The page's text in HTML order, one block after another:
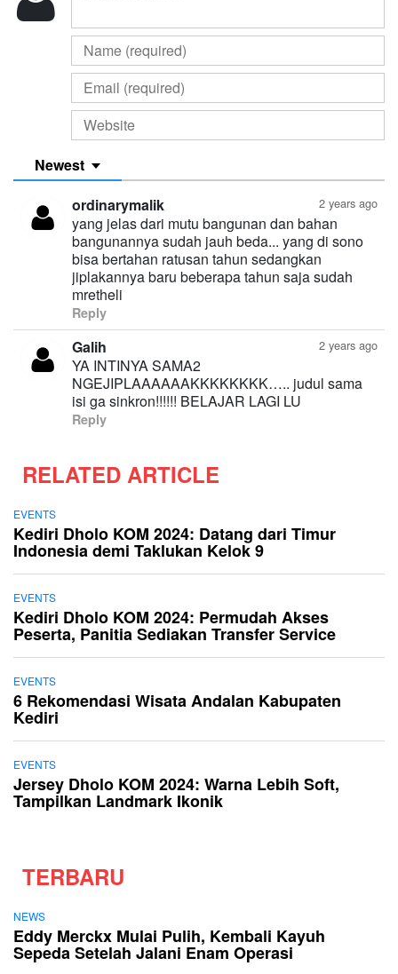
Newest
2 years ago
ordinarymalik
yang jelas dari mutu bangunan dan bahan
bangunannya sudah jauh beda... yang di sono
bisa bertahan ratusan tahun sedangkan
jiplakannya baru beberapa tahun saja sudah
mretheli
Reply
2 years ago
Galih
YA INTINYA SAMA2
NGEJIPLAAAAAAKKKKKKKK….. judul sama
isi ga sinkron!!!!!! BELAJAR LAGI LU
Reply
RELATED ARTICLE
EVENTS
Kediri Dholo KOM 2024: Datang dari Timur
Indonesia demi Taklukan Kelok 9
EVENTS
Kediri Dholo KOM 2024: Permudah Akses
Peserta, Panitia Sediakan Transfer Service
EVENTS
6 Rekomendasi Wisata Andalan Kabupaten
Kediri
EVENTS
Jersey Dholo KOM 2024: Warna Lebih Soft,
Tampilkan Landmark Ikonik
TERBARU
NEWS
Eddy Merckx Mulai Pulih, Kembali Kayuh
Sepeda Setelah Jalani Enam Operasi